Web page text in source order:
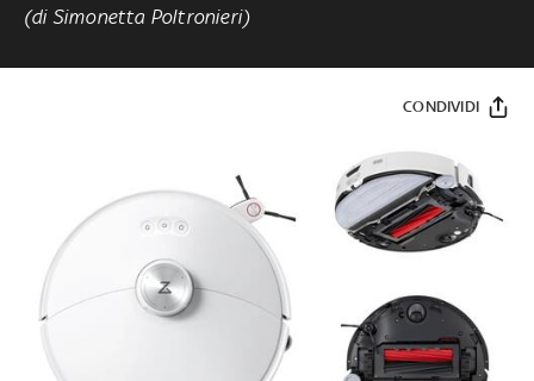
(di Simonetta Poltronieri)
CONDIVIDI